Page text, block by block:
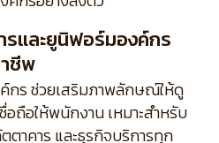
รและยูนิฟอร์มองค์กร
ชีพ
กร ช่วยเสริมภาพลักษณ์ให้ดู
อถือให้พนักงาน เหมาะสำหรับ
ตาคาร และธุรกิจบริการทุก